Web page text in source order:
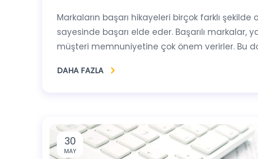
Markaların başarı hikayeleri birçok farklı şekilde
sayesinde başarı elde eder. Başarılı markalar,
müşteri memnuniyetine çok önem verirler. Bu
DAHA FAZLA
30
MAY